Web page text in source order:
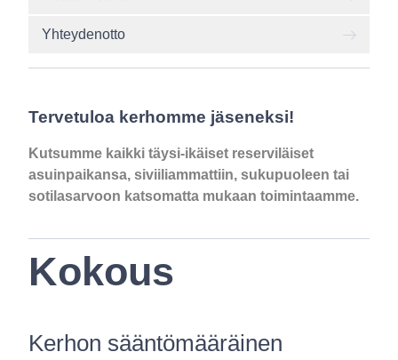
Yhteydenotto
Tervetuloa kerhomme jäseneksi!
Kutsumme kaikki täysi-ikäiset reserviläiset
asuinpaikansa, siviiliammattiin, sukupuoleen tai
sotilasarvoon katsomatta mukaan toimintaamme.
Kokous
Kerhon sääntömääräinen